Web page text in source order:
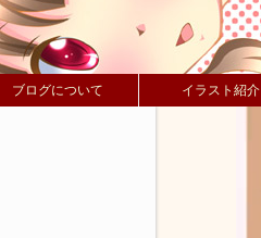
ブログについて イラスト紹介